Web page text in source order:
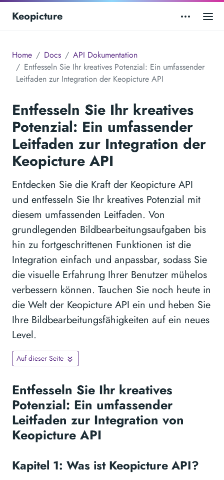
Keopicture
Home Docs
API Dokumentation
Entfesseln Sie Ihr kreatives Potenzial: Ein umfassender
Leitfaden zur Integration der Keopicture API
Entfesseln Sie Ihr kreatives
Potenzial: Ein umfassender
Leitfaden zur Integration der
Keopicture API
Entdecken Sie die Kraft der Keopicture API
und entfesseln Sie Ihr kreatives Potenzial mit
diesem umfassenden Leitfaden. Von
grundlegenden Bildbearbeitungsaufgaben bis
hin zu fortgeschrittenen Funktionen ist die
Integration einfach und anpassbar, sodass Sie
die visuelle Erfahrung Ihrer Benutzer mühelos
verbessern können. Tauchen Sie noch heute in
die Welt der Keopicture API ein und heben Sie
Ihre Bildbearbeitungsfähigkeiten auf ein neues
Level.
Auf dieser Seite
Entfesseln Sie Ihr kreatives
Potenzial: Ein umfassender
Leitfaden zur Integration von
Keopicture API
Kapitel 1: Was ist Keopicture API?